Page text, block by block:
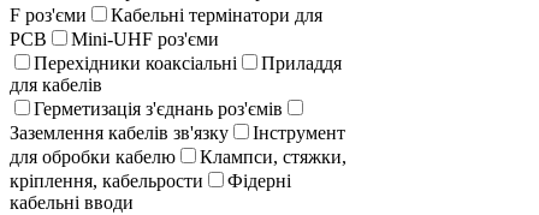
F роз'єми
Кабельні термінатори для
PCB
Mini-UHF роз'єми
Перехідники коаксіальні
Приладдя
для кабелів
Герметизація з'єднань роз'ємів
Заземлення кабелів зв'язку
Інструмент
для обробки кабелю
Клампси, стяжки,
кріплення, кабельрости
Фідерні
кабельні вводи